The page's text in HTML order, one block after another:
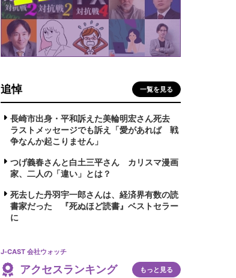
追悼 一覧を見る
長崎市出身・平和訴えた美輪明宏さん死去
ラストメッセージでも訴え「愛があれば 戦
争なんか起こりません」
つげ義春さんと白土三平さん カリスマ漫画
家、二人の「違い」とは？
死去した丹羽宇一郎さんは、経済界有数の読
書家だった 『死ぬほど読書』ベストセラー
に
J-CAST 会社ウォッチ
アクセスランキング もっと見る